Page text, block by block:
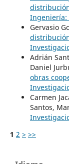
Ingeniería:
Gervasio
Adrián
Daniel
obras
Carmen
Santos,
1 2 > >>